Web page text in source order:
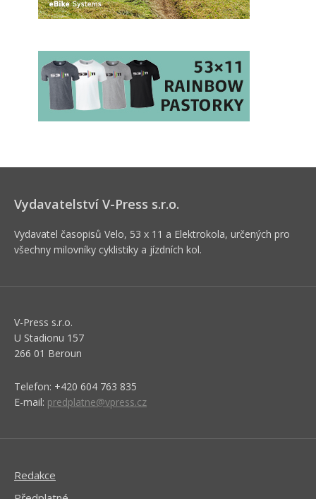
Vydavatelství V-Press s.r.o.
Vydavatel časopisů Velo, 53 x 11 a Elektrokola, určených pro
všechny milovníky cyklistiky a jízdních kol.
V-Press s.r.o.
U Stadionu 157
266 01 Beroun
Telefon: +420 604 763 835
E-mail: predplatne@vpress.cz
Redakce